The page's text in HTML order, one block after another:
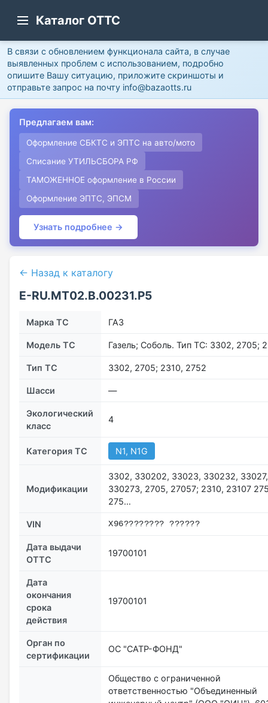
Каталог ОТТС
В связи с обновлением функционала сайта, в случае
выявленных проблем с использованием, подробно
опишите Вашу ситуацию, приложите скриншоты и
отправьте запрос на почту info@bazaotts.ru
Предлагаем вам:
Оформление СБКТС и ЭПТС на авто/мото
Списание УТИЛЬСБОРА РФ
ТАМОЖЕННОЕ оформление в России
Оформление ЭПТС, ЭПСМ
Узнать подробнее →
← Назад к каталогу
E-RU.МТ02.B.00231.Р5
Марка ТС ГАЗ
Модель ТС Газель; Соболь. Тип ТС: 3302, 2705;
Тип ТС 3302, 2705; 2310, 2752
Шасси ―
Экологический
класс
4
Категория ТС N1, N1G
Модификации
3302, 330202, 33023, 330232, 33027,
330273, 2705, 27057; 2310, 23107
275…
VIN X96???????? ??????
Дата выдачи
ОТТС
19700101
Дата
окончания
срока
действия
19700101
Орган по
сертификации
ОС "САТР-ФОНД"
Общество с ограниченной
ответственностью "Объединенный